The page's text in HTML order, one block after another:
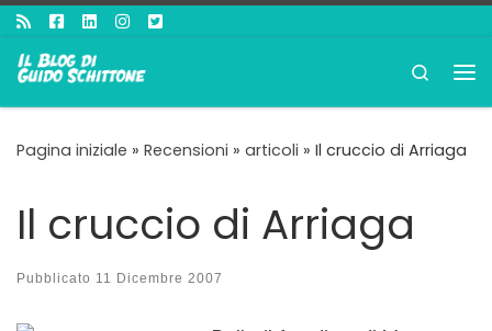
Passa al contenuto
Search
Pagina iniziale » Recensioni » articoli » Il cruccio di Arriaga
Il cruccio di Arriaga
Pubblicato 11 Dicembre 2007